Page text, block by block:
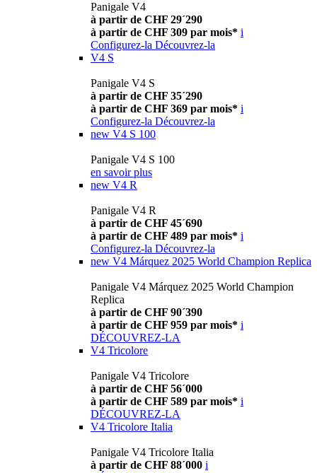
Panigale V4
à partir de CHF 29´290
à partir de CHF 309 par mois* i
Configurez-la Découvrez-la
V4 S
Panigale V4 S
à partir de CHF 35´290
à partir de CHF 369 par mois* i
Configurez-la Découvrez-la
new V4 S 100
Panigale V4 S 100
en savoir plus
new V4 R
Panigale V4 R
à partir de CHF 45´690
à partir de CHF 489 par mois* i
Configurez-la Découvrez-la
new V4 Márquez 2025 World Champion Replica
Panigale V4 Márquez 2025 World Champion
Replica
à partir de CHF 90´390
à partir de CHF 959 par mois* i
DÉCOUVREZ-LA
V4 Tricolore
Panigale V4 Tricolore
à partir de CHF 56´000
à partir de CHF 589 par mois* i
DÉCOUVREZ-LA
V4 Tricolore Italia
Panigale V4 Tricolore Italia
à partir de CHF 88´000 i